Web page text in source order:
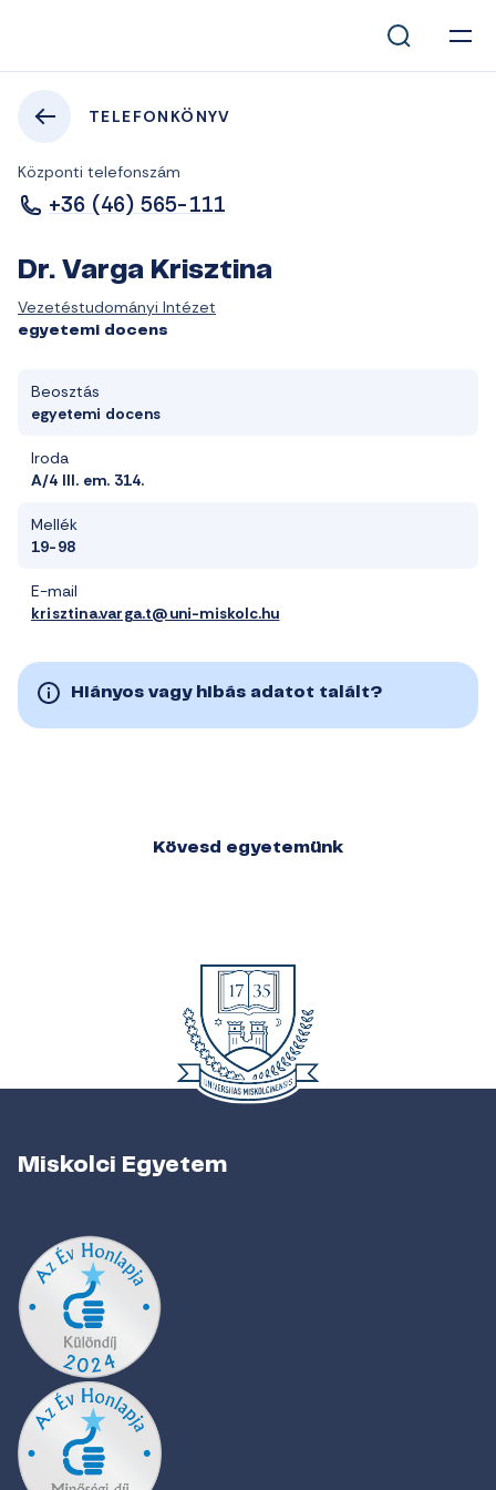
TELEFONKÖNYV
Központi telefonszám
+36 (46) 565-111
Dr. Varga Krisztina
Vezetéstudományi Intézet
egyetemi docens
Beosztás
egyetemi docens
Iroda
A/4 III. em. 314.
Mellék
19-98
E-mail
krisztina.varga.t@uni-miskolc.hu
Hiányos vagy hibás adatot talált?
Kövesd egyetemünk
Miskolci Egyetem